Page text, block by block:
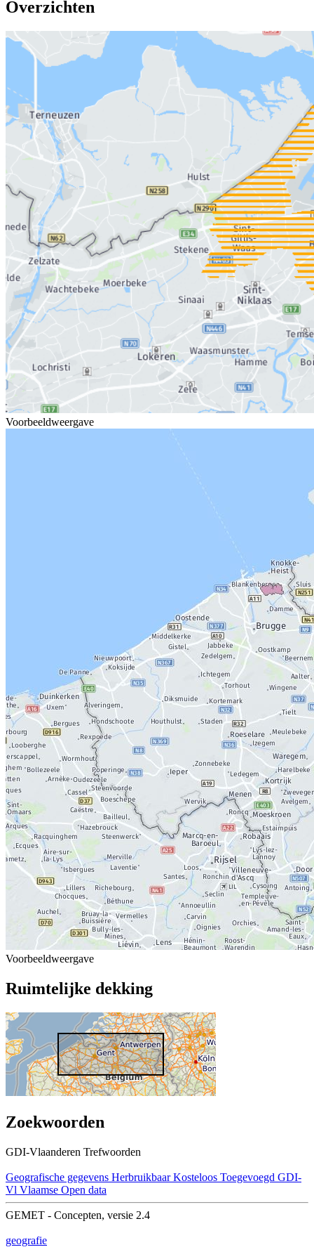
Overzichten
Voorbeeldweergave
Voorbeeldweergave
Ruimtelijke dekking
Zoekwoorden
GDI-Vlaanderen Trefwoorden
Geografische gegevens Herbruikbaar Kosteloos Toegevoegd GDI-
Vl Vlaamse Open data
GEMET - Concepten, versie 2.4
geografie